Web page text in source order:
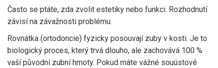
Často se ptáte, zda zvolit estetiky nebo funkci. Rozhodnutí
závisí na závažnosti problému.
Rovnátka (ortodoncie) fyzicky posouvají zuby v kosti. Je to
biologický proces, který trvá dlouho, ale zachovává 100 %
vaší původní zubní hmoty. Pokud máte vážné souústové